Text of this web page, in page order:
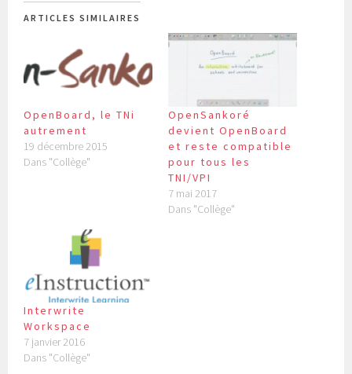
ARTICLES SIMILAIRES
OpenBoard, le TNi
autrement
19 décembre 2015
Dans "Collège"
OpenSankoré
devient OpenBoard
et reste compatible
pour tous les
TNI/VPI
7 mai 2017
Dans "Collège"
Interwrite
Workspace
7 janvier 2016
Dans "Collège"